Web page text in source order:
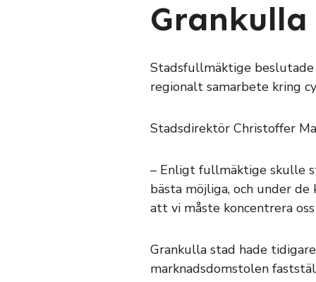
Stadsfullmäktige
regionalt samarbete kring
Stadsdirektör Christoffer
– Enligt fullmäktige skulle
bästa möjliga, och under
att vi måste koncentrera
Grankulla stad hade
marknadsdomstolen